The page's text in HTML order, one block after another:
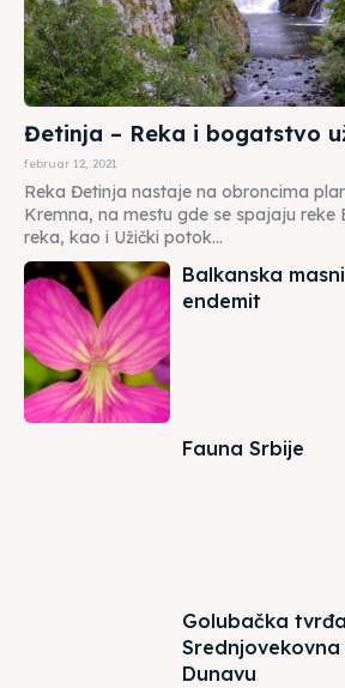
Đetinja – Reka i bogatstvo
februar 12, 2021
Reka Đetinja nastaje na obroncima
Kremna, na mestu gde se spajaju reke
reka, kao i Užički potok...
Balkanska
endemit
Fauna Srbije
Golubačka
Dunavu